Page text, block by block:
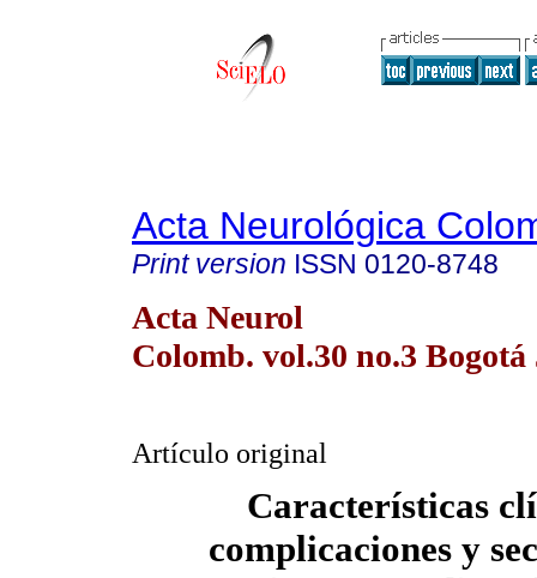
Acta Neurológica
Print version ISSN 0120-8748
Acta Neurol
Colomb. vol.30 no.3 Bogotá
Artículo original
Características
complicaciones y